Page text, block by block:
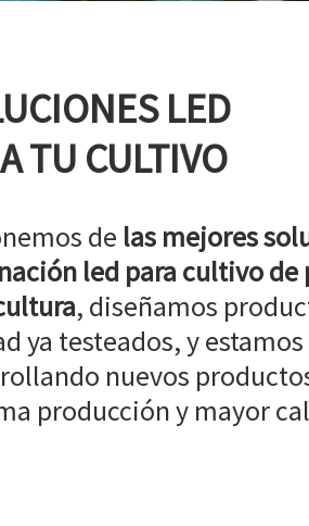
LED
TU CULTIVO
de las mejores
led para cultivo de
, diseñamos
ya testeados, y
nuevos
producción y mayor